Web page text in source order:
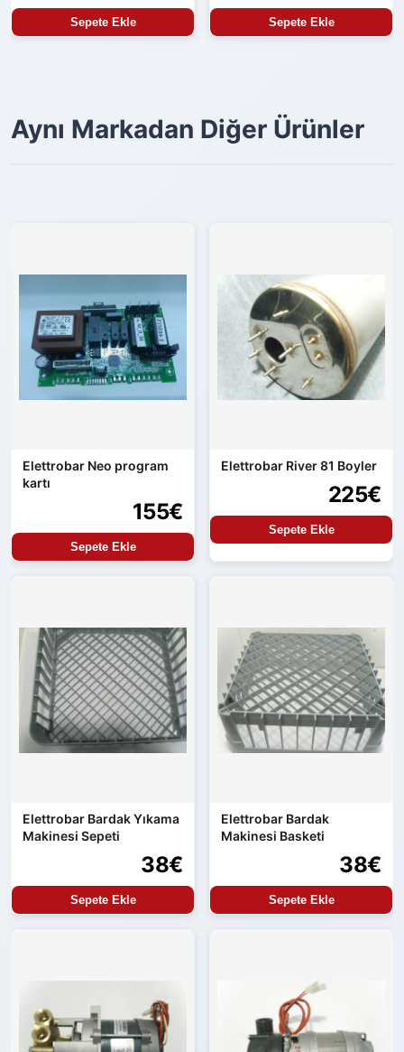
Sepete Ekle Sepete Ekle
Aynı Markadan Diğer Ürünler
Elettrobar Neo program
kartı
155€
Sepete Ekle
Elettrobar River 81 Boyler
225€
Sepete Ekle
Elettrobar Bardak Yıkama
Makinesi Sepeti
38€
Sepete Ekle
Elettrobar Bardak
Makinesi Basketi
38€
Sepete Ekle